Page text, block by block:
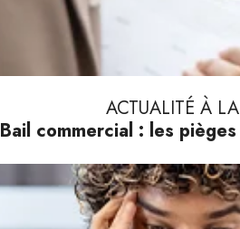
ACTUALITÉ À
Bail commercial : les